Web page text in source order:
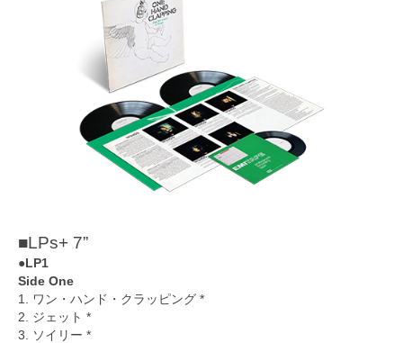
■LPs+ 7”
●LP1
Side One
1. ワン・ハンド・クラッピング *
2. ジェット *
3. ソイリー *